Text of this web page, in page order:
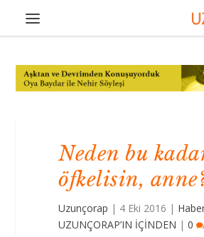
Neden bu
öfkelisin,
Uzunçorap | 4 Eki 2016 |
UZUNÇORAP’IN İÇİNDEN |0